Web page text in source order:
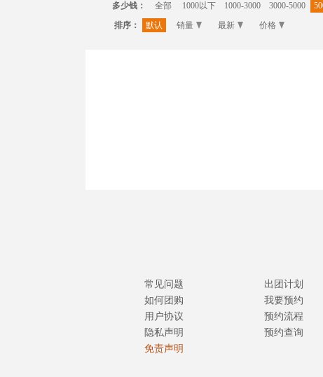
多少钱： 全部 1000以下 1000-3000 3000-5000
排序：
默认 销量 最新 价格
常见问题
如何团购
用户协议
隐私声明
免责声明
出团计划
我要预约
预约流程
预约查询